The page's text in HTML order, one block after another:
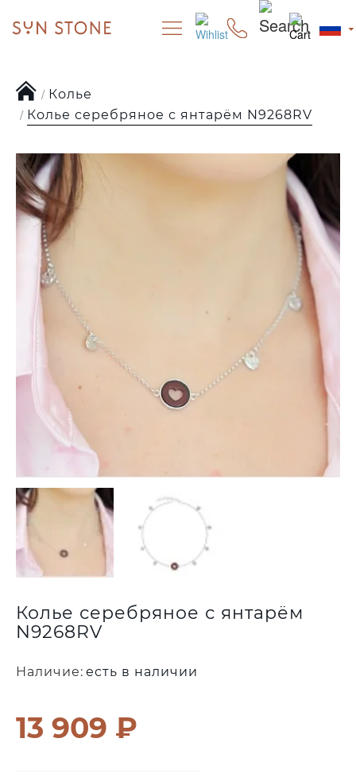
Колье
Колье серебряное с янтарём N9268RV
Колье серебряное с янтарём
N9268RV
13 909 ₽
Наличие: есть в наличии